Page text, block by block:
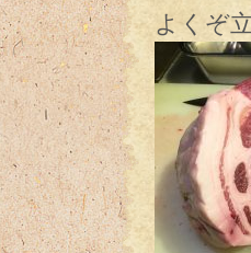
よくぞ